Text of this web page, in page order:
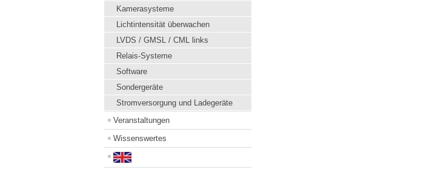
Kamerasysteme
Lichtintensität überwachen
LVDS / GMSL / CML links
Relais-Systeme
Software
Sondergeräte
Stromversorgung und Ladegeräte
Veranstaltungen
Wissenswertes